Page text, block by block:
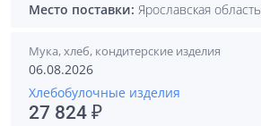
Место поставки: Ярославская область
Мука, хлеб, кондитерские изделия
06.08.2026
Хлебобулочные изделия
27 824 ₽